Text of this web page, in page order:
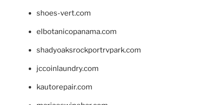
shoes-vert.com
elbotanicopanama.com
shadyoaksrockportrvpark.com
jccoinlaundry.com
kautorepair.com